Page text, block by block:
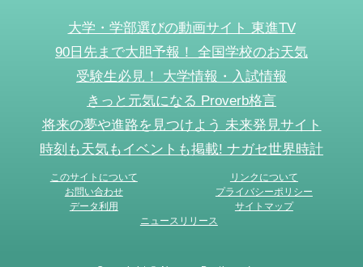
大学・学部選びの動画サイト 東進TV
90日先まで大胆予報！ 全国学校のお天気
受験生必見！ 大学情報・入試情報
きっと元気になる Proverb格言
将来の夢や進路を見つけよう 未来発見サイト
時刻も天気もイベントも掲載! ナガセ世界時計
このサイトについて
リンクについて
お問い合わせ
プライバシーポリシー
データ利用
サイトマップ
ニュースリリース